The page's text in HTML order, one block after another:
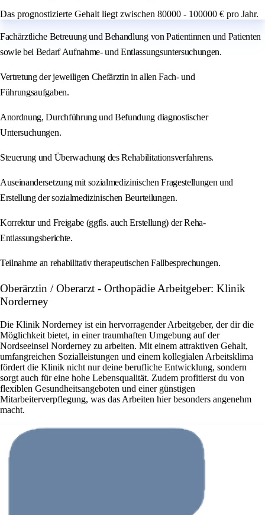
Das prognostizierte Gehalt liegt zwischen 80000 - 100000 € pro Jahr.
Fachärztliche Betreuung und Behandlung von Patientinnen und Patienten
sowie bei Bedarf Aufnahme- und Entlassungsuntersuchungen.
Vertretung der jeweiligen Chefärztin in allen Fach- und
Führungsaufgaben.
Anordnung, Durchführung und Befundung diagnostischer
Untersuchungen.
Steuerung und Überwachung des Rehabilitationsverfahrens.
Auseinandersetzung mit sozialmedizinischen Fragestellungen und
Erstellung der sozialmedizinischen Beurteilungen.
Korrektur und Freigabe (ggfls. auch Erstellung) der Reha-
Entlassungsberichte.
Teilnahme an rehabilitativ therapeutischen Fallbesprechungen.
Oberärztin / Oberarzt - Orthopädie Arbeitgeber: Klinik
Norderney
Die Klinik Norderney ist ein hervorragender Arbeitgeber, der dir die
Möglichkeit bietet, in einer traumhaften Umgebung auf der
Nordseeinsel Norderney zu arbeiten. Mit einem attraktiven Gehalt,
umfangreichen Sozialleistungen und einem kollegialen Arbeitsklima
fördert die Klinik nicht nur deine berufliche Entwicklung, sondern
sorgt auch für eine hohe Lebensqualität. Zudem profitierst du von
flexiblen Gesundheitsangeboten und einer günstigen
Mitarbeiterverpflegung, was das Arbeiten hier besonders angenehm
macht.